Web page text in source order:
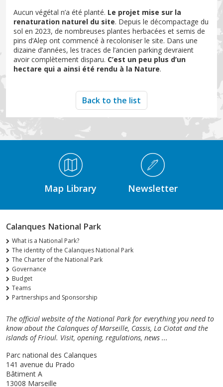
Aucun végétal n’a été planté. Le projet mise sur la
renaturation naturel du site. Depuis le décompactage du
sol en 2023, de nombreuses plantes herbacées et semis de
pins d’Alep ont commencé à recoloniser le site. Dans une
dizaine d’années, les traces de l’ancien parking devraient
avoir complètement disparu. C’est un peu plus d’un
hectare qui a ainsi été rendu à la Nature.
Back to the list
Médiathèque Footer
Map Library Newsletter
Calanques National Park
What is a National Park?
The identity of the Calanques National Park
The Charter of the National Park
Governance
Budget
Teams
Partnerships and Sponsorship
The official website of the National Park for everything you need to
know about the Calanques of Marseille, Cassis, La Ciotat and the
islands of Frioul. Visit, opening, regulations, news ...
Parc national des Calanques
141 avenue du Prado
Bâtiment A
13008 Marseille